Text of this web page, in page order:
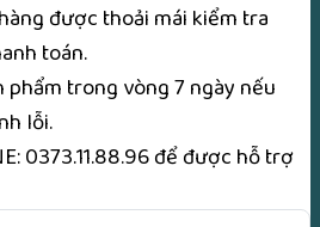
được thoải mái kiểm tra
toán.
phẩm trong vòng 7 ngày nếu
lỗi.
0373.11.88.96để được hỗ trợ